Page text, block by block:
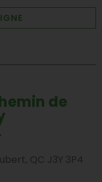
de
QC J3Y 3P4